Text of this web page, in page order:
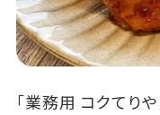
「業務用 コクてり